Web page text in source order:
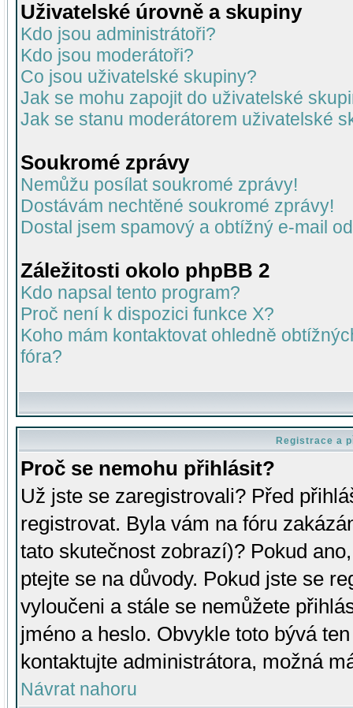
Uživatelské úrovně a skupiny
Kdo jsou administrátoři?
Kdo jsou moderátoři?
Co jsou uživatelské skupiny?
Jak se mohu zapojit do uživatelské
Jak se stanu moderátorem uživatelské
Soukromé zprávy
Nemůžu posílat soukromé zprávy!
Dostávám nechtěné soukromé zprávy!
Dostal jsem spamový a obtížný e-mail
Záležitosti okolo phpBB 2
Kdo napsal tento program?
Proč není k dispozici funkce X?
Koho mám kontaktovat ohledně
fóra?
Registrace a
Proč se nemohu přihlásit?
Už jste se zaregistrovali? Před
registrovat. Byla vám na fóru
tato skutečnost zobrazí)? Pokud
ptejte se na důvody. Pokud jste se
vyloučeni a stále se nemůžete
jméno a heslo. Obvykle toto bývá
kontaktujte administrátora, možná
Návrat nahoru